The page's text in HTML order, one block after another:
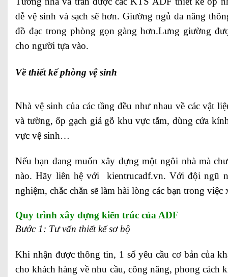
dễ vệ sinh và sạch sẽ hơn. Giường ngủ đa năng
đồ đạc trong phòng gọn gàng hơn.Lưng giường
cho người tựa vào.
Về thiết kế phòng vệ sinh
Nhà vệ sinh của các tầng đều như nhau về các vật
và tường, ốp gạch giả gỗ khu vực tắm, dùng cửa
vực vệ sinh…
Nếu bạn đang muốn xây dựng một ngôi nhà mà
nào. Hãy liên hệ với kientrucadf.vn. Với đội ngũ
nghiệm, chắc chắn sẽ làm hài lòng các bạn trong
Quy trình xây dựng kiến trúc của ADF
Bước 1: Tư vấn thiết kế sơ bộ
Khi nhận được thông tin, 1 số yêu cầu cơ bản của
cho khách hàng về nhu cầu, công năng, phong cách